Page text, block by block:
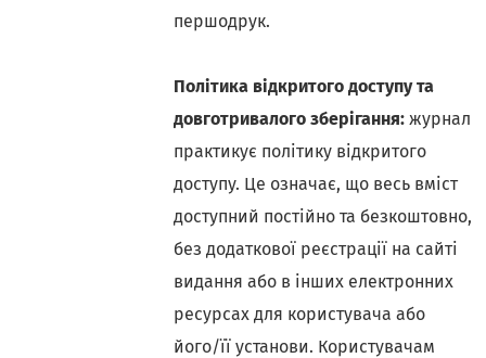
першодрук.
Політика відкритого доступу та
довготривалого зберігання:журнал
практикує політику відкритого
доступу. Це означає, що весь вміст
доступний постійно та безкоштовно,
без додаткової реєстрації на сайті
видання або в інших електронних
ресурсах для користувача або
його/її установи. Користувачам